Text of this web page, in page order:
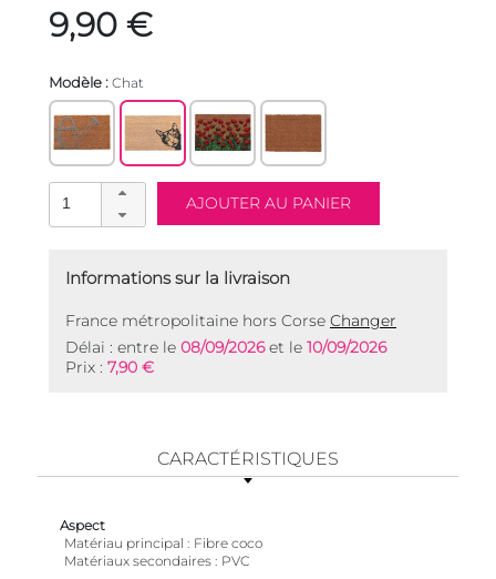
9,90 €
Modèle : Chat
Informations sur la livraison
France métropolitaine hors Corse Changer
Délai : entre le 08/09/2026et le 10/09/2026
Prix : 7,90 €
CARACTÉRISTIQUES
Aspect
Matériau principal
Fibre coco
Matériaux secondaires
PVC